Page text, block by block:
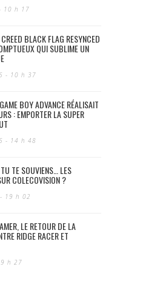
10 h 17
BLACK FLAG RESYNCED
QUI SUBLIME UN
- 10 h 37
BOY ADVANCE RÉALISAIT
: EMPORTER LA SUPER
- 14 h 48
TE SOUVIENS… LES
COLECOVISION ?
19 h 02
LE RETOUR DE LA
RIDGE RACER ET
h 27